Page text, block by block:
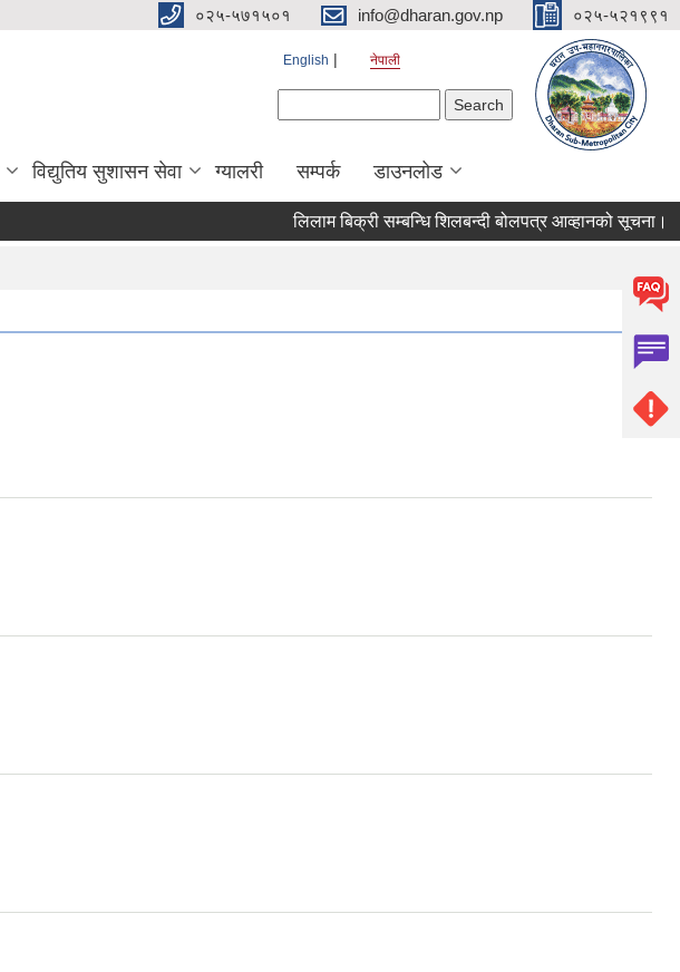
०२५-५७१५०१ info@dharan.gov.np ०२५-५२१९९१
English नेपाली
विद्युतिय सुशासन सेवा ग्यालरी सम्पर्क डाउनलोड
लिलाम बिक्री सम्बन्धि शिलबन्दी बोलपत्र आव्हानको सूचना।